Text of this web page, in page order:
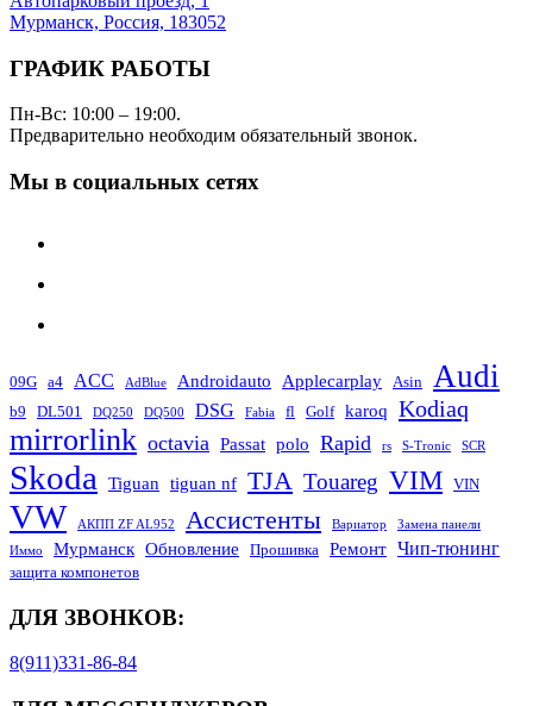
Мурманск, Россия, 183052
ГРАФИК РАБОТЫ
Пн-Вс: 10:00 – 19:00.
Предварительно необходим обязательный звонок.
Мы в социальных сетях
09G a4 ACC AdBlue Androidauto Applecarplay Asin Audi
b9 DL501 DQ250 DQ500 DSG Fabia fl Golf karoq Kodiaq
mirrorlink octavia Passat polo Rapid rs S-Tronic SCR
Skoda Tiguan tiguan nf TJA Touareg VIM VIN
VW АКПП ZF AL952 Ассистенты Вариатор
Замена панели
Иммо
Мурманск Обновление Прошивка Ремонт Чип-тюнинг
защита компонетов
ДЛЯ ЗВОНКОВ:
8(911)331-86-84